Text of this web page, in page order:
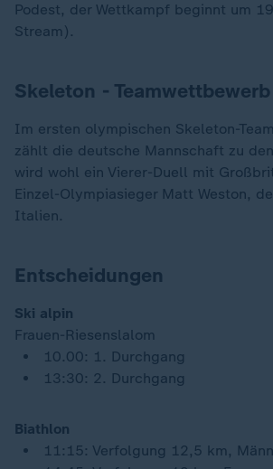
Podest, der Wettkampf beginnt um
Stream).
Skeleton - Teamwettbewerb
Im ersten olympischen Skeleton-
zählt die deutsche Mannschaft zu
wird wohl ein Vierer-Duell mit
Einzel-Olympiasieger Matt Weston,
Italien.
Entscheidungen
Ski alpin
Frauen-Riesenslalom
10.00: 1. Durchgang
13:30: 2. Durchgang
Biathlon
11:15: Verfolgung 12,5 km,